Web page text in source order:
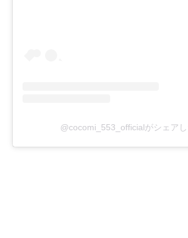
@cocomi_553_officialがシェア